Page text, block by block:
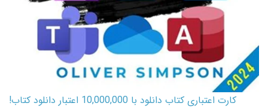
کارت اعتباری کتاب دانلود با 10,000,000 اعتبار دانلود کتاب!